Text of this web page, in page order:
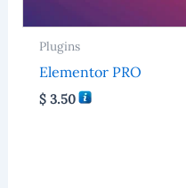
Plugins
Elementor PRO
$3.50